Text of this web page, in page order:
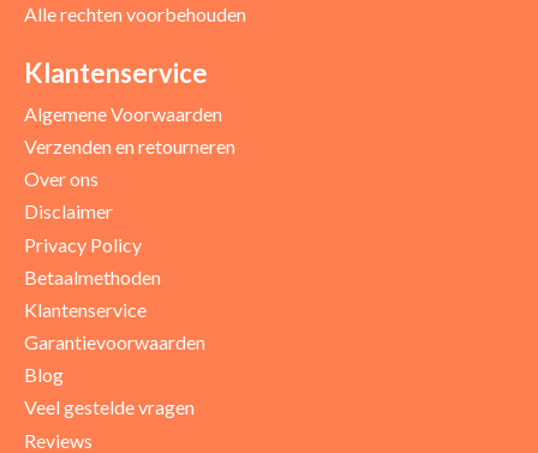
Uw beoordeling
Alle rechten voorbehouden
Klantenservice
Algemene Voorwaarden
Verzenden en retourneren
Over ons
Disclaimer
Privacy Policy
Betaalmethoden
Klantenservice
Garantievoorwaarden
Blog
Veel gestelde vragen
Reviews